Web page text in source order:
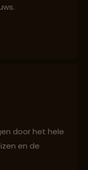
door het hele
en de